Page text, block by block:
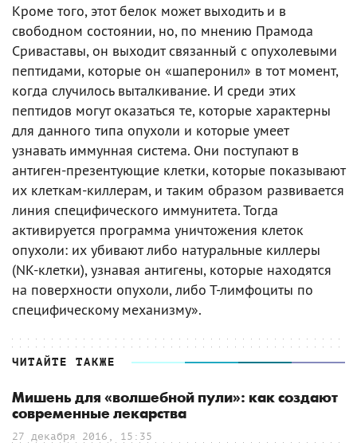
Кроме того, этот белок может выходить и в
свободном состоянии, но, по мнению Прамода
Сриваставы, он выходит связанный с опухолевыми
пептидами, которые он «шаперонил» в тот момент,
когда случилось выталкивание. И среди этих
пептидов могут оказаться те, которые характерны
для данного типа опухоли и которые умеет
узнавать иммунная система. Они поступают в
антиген-презентующие клетки, которые показывают
их клеткам-киллерам, и таким образом развивается
линия специфического иммунитета. Тогда
активируется программа уничтожения клеток
опухоли: их убивают либо натуральные киллеры
(NK-клетки), узнавая антигены, которые находятся
на поверхности опухоли, либо Т-лимфоциты по
специфическому механизму».
ЧИТАЙТЕ ТАКЖЕ
Мишень для «волшебной пули»: как создают
современные лекарства
27 декабря 2016, 15:35